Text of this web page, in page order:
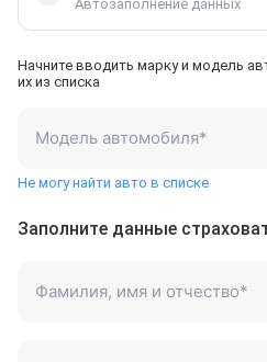
Автозаполнение данных
Начните вводить марку и модель
их из списка
Модель автомобиля*
Не могу найти авто в списке
Заполните данные
Фамилия, имя и отчество*
Иванов Алексей Петрович